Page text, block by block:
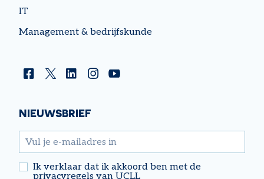
IT
Management & bedrijfskunde
NIEUWSBRIEF
email
Ik verklaar dat ik akkoord ben met de
privacyregels van UCLL